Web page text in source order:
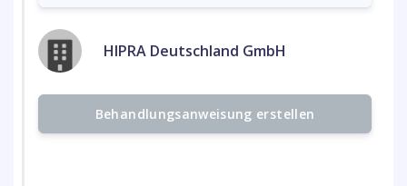
HIPRA Deutschland GmbH
Behandlungsanweisung erstellen